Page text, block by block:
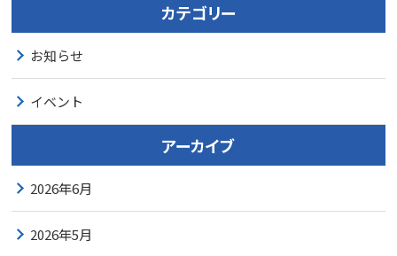
カテゴリー
お知らせ
イベント
アーカイブ
2026年6月
2026年5月